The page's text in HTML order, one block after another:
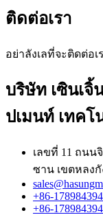
ติดต่อเรา
อย่าลังเลที่จะติดต่อเ
บริษัท เซินเจิ้
ปเมนท์ เทคโ
เลขที่ 11 ถน
ซาน เขตหลงกั
+86-
+86-